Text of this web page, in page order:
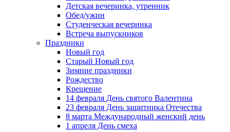
Детская вечеринка, утренник
Обед/ужин
Студенческая вечеринка
Встреча выпускников
Праздники
Новый год
Старый Новый год
Зимние праздники
Рождество
Крещение
14 февраля День святого Валентина
23 февраля День защитника Отечества
8 марта Международный женский день
1 апреля День смеха